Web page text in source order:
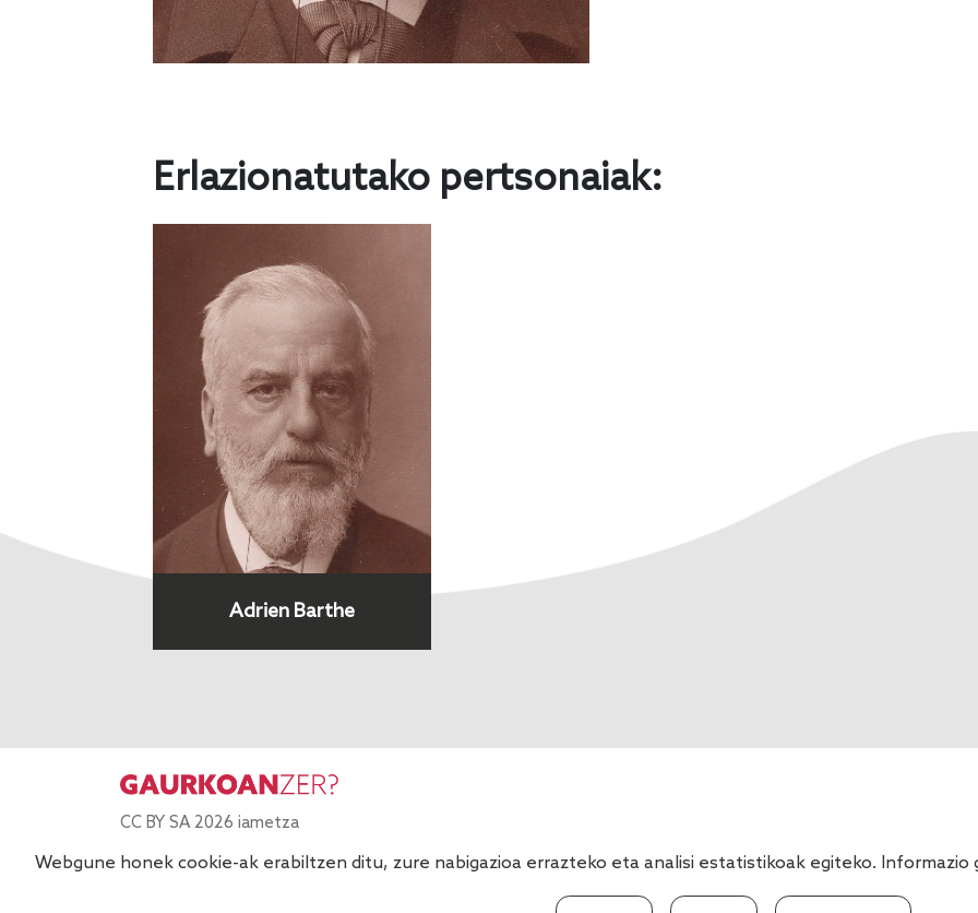
Erlazionatutako pertsonaiak:
Adrien Barthe
CC BY SA 2026 iametza
Webgune honek cookie-ak erabiltzen ditu, zure nabigazioa errazteko eta analisi estatistikoak egiteko.